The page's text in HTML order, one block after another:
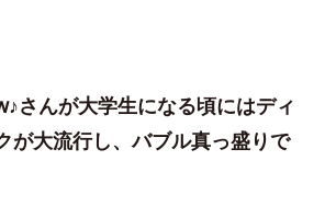
んが大学生になる頃にはディ
が大流行し、バブル真っ盛りで